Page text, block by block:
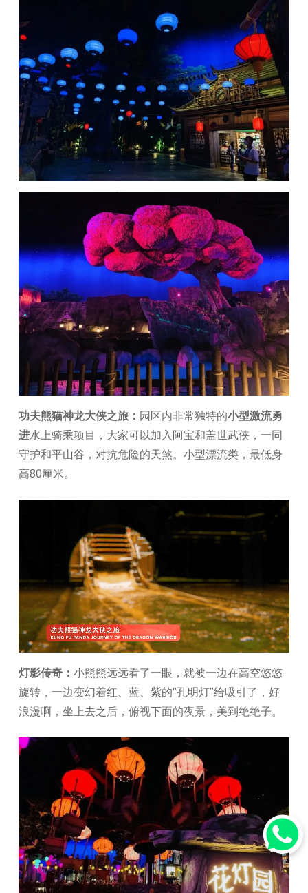
功夫熊猫神龙大侠之旅： 园区内非常独特的小型激流勇
进水上骑乘项目，大家可以加入阿宝和盖世武侠，一同
守护和平山谷，对抗危险的天煞。小型漂流类，最低身
高80厘米。
灯影传奇： 小熊熊远远看了一眼，就被一边在高空悠悠
旋转，一边变幻着红、蓝、紫的“孔明灯”给吸引了，好
浪漫啊，坐上去之后，俯视下面的夜景，美到绝绝子。